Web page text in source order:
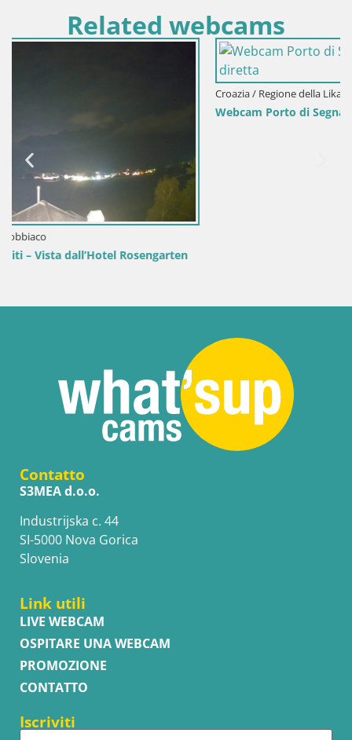
Related webcams
Croazia / Regione della Lika e di Segna / Segna
Webcam Porto di Segna – Frangiflutti e Faro in diretta
Contatto
S3MEA d.o.o.
Industrijska c. 44
SI-5000 Nova Gorica
Slovenia
Link utili
LIVE WEBCAM
OSPITARE UNA WEBCAM
PROMOZIONE
CONTATTO
Iscriviti